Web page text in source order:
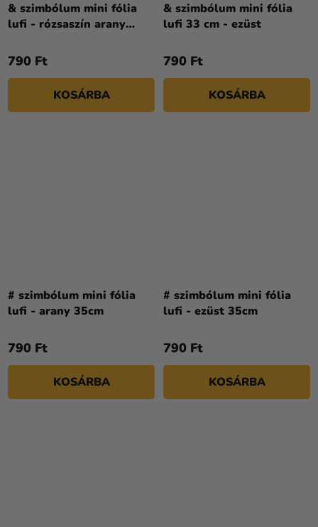
& szimbólum mini fólia
lufi - rózsaszín arany
790 Ft
KOSÁRBA
& szimbólum mini fólia
lufi 33 cm - ezüst
790 Ft
KOSÁRBA
# szimbólum mini fólia
lufi - arany 35cm
790 Ft
KOSÁRBA
# szimbólum mini fólia
lufi - ezüst 35cm
790 Ft
KOSÁRBA